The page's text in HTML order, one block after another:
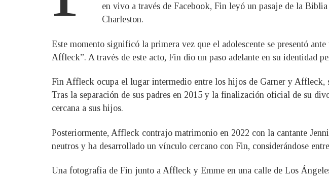
en vivo a través de Facebook, Fin leyó un pasaje de la
Charleston.
Este momento significó la primera vez que el adolescente se presentó
Affleck”. A través de este acto, Fin dio un paso adelante en su identidad
Fin Affleck ocupa el lugar intermedio entre los hijos de Garner y Affleck,
Tras la separación de sus padres en 2015 y la finalización oficial de su
cercana a sus hijos.
Posteriormente, Affleck contrajo matrimonio en 2022 con la cantante
neutros y ha desarrollado un vínculo cercano con Fin, considerándose
Una fotografía de Fin junto a Affleck y Emme en una calle de Los